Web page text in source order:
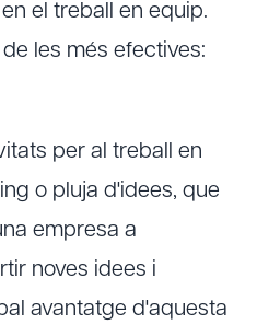
el treball en equip.
les més efectives:
per al treball en
o pluja d'idees, que
empresa a
noves idees i
avantatge d'aquesta